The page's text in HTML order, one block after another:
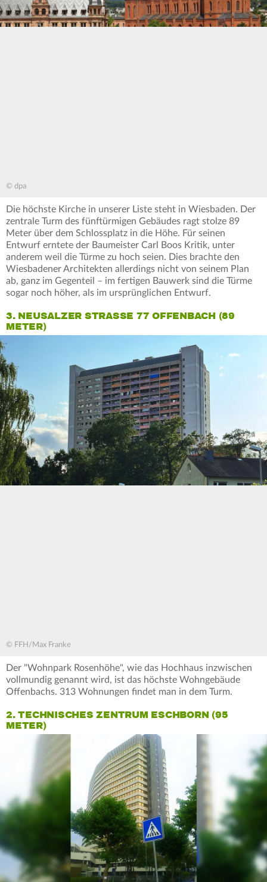
© dpa
Die höchste Kirche in unserer Liste steht in Wiesbaden. Der
zentrale Turm des fünftürmigen Gebäudes ragt stolze 89
Meter über dem Schlossplatz in die Höhe. Für seinen
Entwurf erntete der Baumeister Carl Boos Kritik, unter
anderem weil die Türme zu hoch seien. Dies brachte den
Wiesbadener Architekten allerdings nicht von seinem Plan
ab, ganz im Gegenteil – im fertigen Bauwerk sind die Türme
sogar noch höher, als im ursprünglichen Entwurf.
3. NEUSALZER STRASSE 77 OFFENBACH (89 M
ETER)
© FFH/Max Franke
Der "Wohnpark Rosenhöhe", wie das Hochhaus inzwischen
vollmundig genannt wird, ist das höchste Wohngebäude
Offenbachs. 313 Wohnungen findet man in dem Turm.
2. TECHNISCHES ZENTRUM ESCHBORN (95
METER)